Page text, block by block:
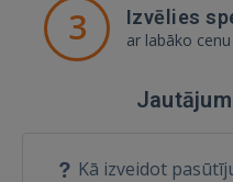
3 Izvēlies
ar labāko
Kā izveidot